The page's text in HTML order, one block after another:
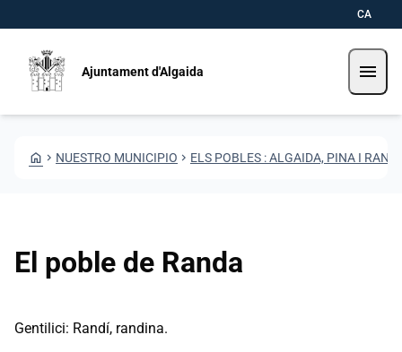
CA
Ajuntament d'Algaida menu
HOME CHEVRON_RIGHT NUESTRO MUNICIPIO CHEVRON_RIGHT ELS POBLES : ALGAIDA, PINA I
El poble de Randa
Gentilici: Randí, randina.